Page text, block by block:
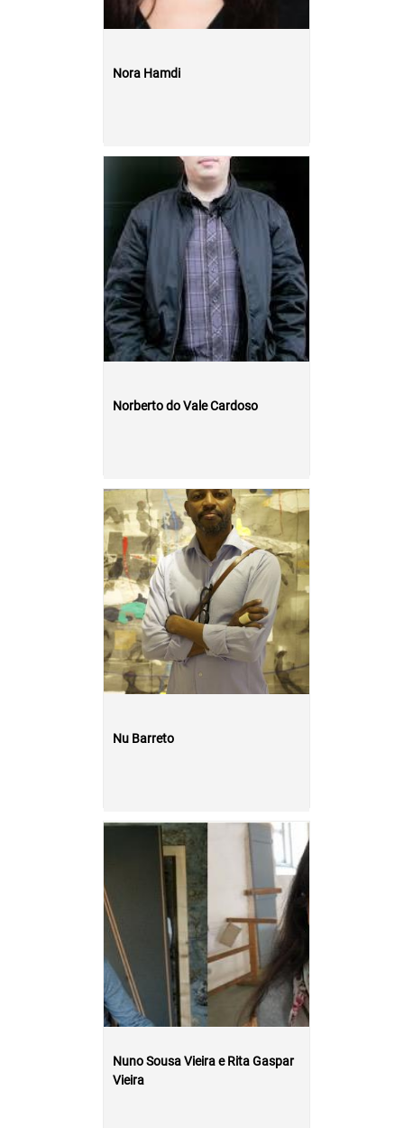
Nora Hamdi
Norberto do Vale Cardoso
Nu Barreto
Nuno Sousa Vieira e Rita Gaspar
Vieira